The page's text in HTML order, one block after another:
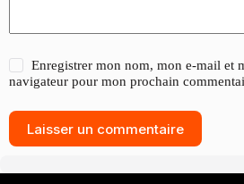
Enregistrer mon nom, mon e-mail et
navigateur pour mon prochain
Laisser un commentaire